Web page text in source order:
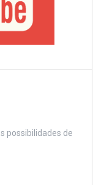
possibilidades de